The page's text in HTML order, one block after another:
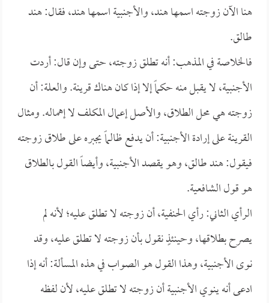
هنا الآن زوجته اسمها هند، والأجنبية اسمها هند، فقال: هند
طالق.
فالخلاصة في المذهب: أنه تطلق زوجته، حتى وإن قال: أردت
الأجنبية، لا يقبل منه حكماً إلا إذا كان هناك قرينة. والعلة: أن
زوجته هي محل الطلاق، والأصل إعمال المكلف لا إهماله. ومثال
القرينة على إرادة الأجنبية: أن يدفع ظالماً يجبره على طلاق زوجته
فيقول: هند طالق، وهو يقصد الأجنبية، وأيضاً القول بالطلاق
هو قول الشافعية.
الرأي الثاني: رأي الحنفية، أن زوجته لا تطلق عليه؛ لأنه لم
يصرح بطلاقها، وحينئذٍ نقول بأن زوجته لا تطلق عليه، وقد
نوى الأجنبية، وهذا القول هو الصواب في هذه المسألة: أنه إذا
ادعى أنه ينوي الأجنبية أن زوجته لا تطلق عليه، لأن لفظه